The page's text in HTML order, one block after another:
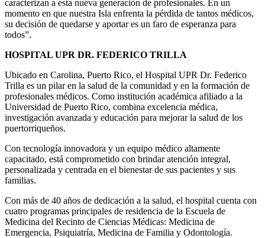
caracterizan a esta nueva generación de profesionales. En un
momento en que nuestra Isla enfrenta la pérdida de tantos médicos,
su decisión de quedarse y aportar es un faro de esperanza para
todos”.
HOSPITAL UPR DR. FEDERICO TRILLA
Ubicado en Carolina, Puerto Rico, el Hospital UPR Dr. Federico
Trilla es un pilar en la salud de la comunidad y en la formación de
profesionales médicos. Como institución académica afiliado a la
Universidad de Puerto Rico, combina excelencia médica,
investigación avanzada y educación para mejorar la salud de los
puertorriqueños.
Con tecnología innovadora y un equipo médico altamente
capacitado, está comprometido con brindar atención integral,
personalizada y centrada en el bienestar de sus pacientes y sus
familias.
Con más de 40 años de dedicación a la salud, el hospital cuenta con
cuatro programas principales de residencia de la Escuela de
Medicina del Recinto de Ciencias Médicas: Medicina de
Emergencia, Psiquiatría, Medicina de Familia y Odontología.